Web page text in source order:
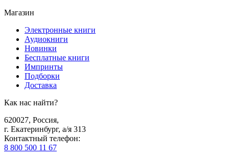
Магазин
Электронные книги
Аудиокниги
Новинки
Бесплатные книги
Импринты
Подборки
Доставка
Как нас найти?
620027, Россия,
г. Екатеринбург, а/я 313
Контактный телефон:
8 800 500 11 67